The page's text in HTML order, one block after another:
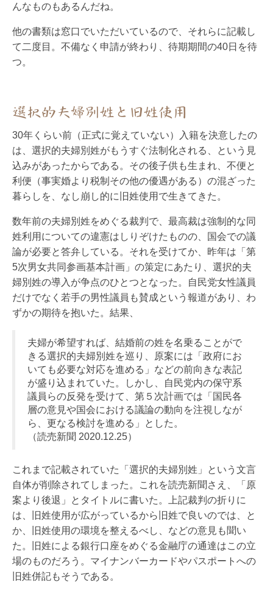
んなものもあるんだね。
他の書類は窓口でいただいているので、それらに記載し
て二度目。不備なく申請が終わり、待期期間の40日を待
つ。
選択的夫婦別姓と旧姓使用
30年くらい前（正式に覚えていない）入籍を決意したの
は、選択的夫婦別姓がもうすぐ法制化される、という見
込みがあったからである。その後子供も生まれ、不便と
利便（事実婚より税制その他の優遇がある）の混ざった
暮らしを、なし崩し的に旧姓使用で生きてきた。
数年前の夫婦別姓をめぐる裁判で、最高裁は強制的な同
姓利用についての違憲はしりぞけたものの、国会での議
論が必要と答弁している。それを受けてか、昨年は「第
5次男女共同参画基本計画」の策定にあたり、選択的夫
婦別姓の導入が争点のひとつとなった。自民党女性議員
だけでなく若手の男性議員も賛成という報道があり、わ
ずかの期待を抱いた。結果、
夫婦が希望すれば、結婚前の姓を名乗ることがで
きる選択的夫婦別姓を巡り、原案には「政府にお
いても必要な対応を進める」などの前向きな表記
が盛り込まれていた。しかし、自民党内の保守系
議員らの反発を受けて、第５次計画では「国民各
層の意見や国会における議論の動向を注視しなが
ら、更なる検討を進める」とした。
（読売新聞 2020.12.25）
これまで記載されていた「選択的夫婦別姓」という文言
自体が削除されてしまった。これを読売新聞さえ、「原
案より後退」とタイトルに書いた。上記裁判の折りに
は、旧姓使用が広がっているから旧姓で良いのでは、と
か、旧姓使用の環境を整えるべし、などの意見も聞い
た。旧姓による銀行口座をめぐる金融庁の通達はこの立
場のものだろう。マイナンバーカードやパスポートへの
旧姓併記もそうである。